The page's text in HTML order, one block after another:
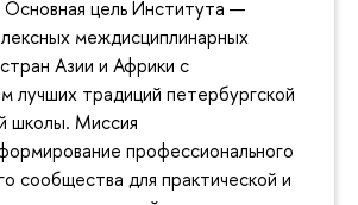
Основная цель Института —
междисциплинарных
Азии и Африки с
лучших традиций петербургской
школы. Миссия
профессионального
сообщества для практической и